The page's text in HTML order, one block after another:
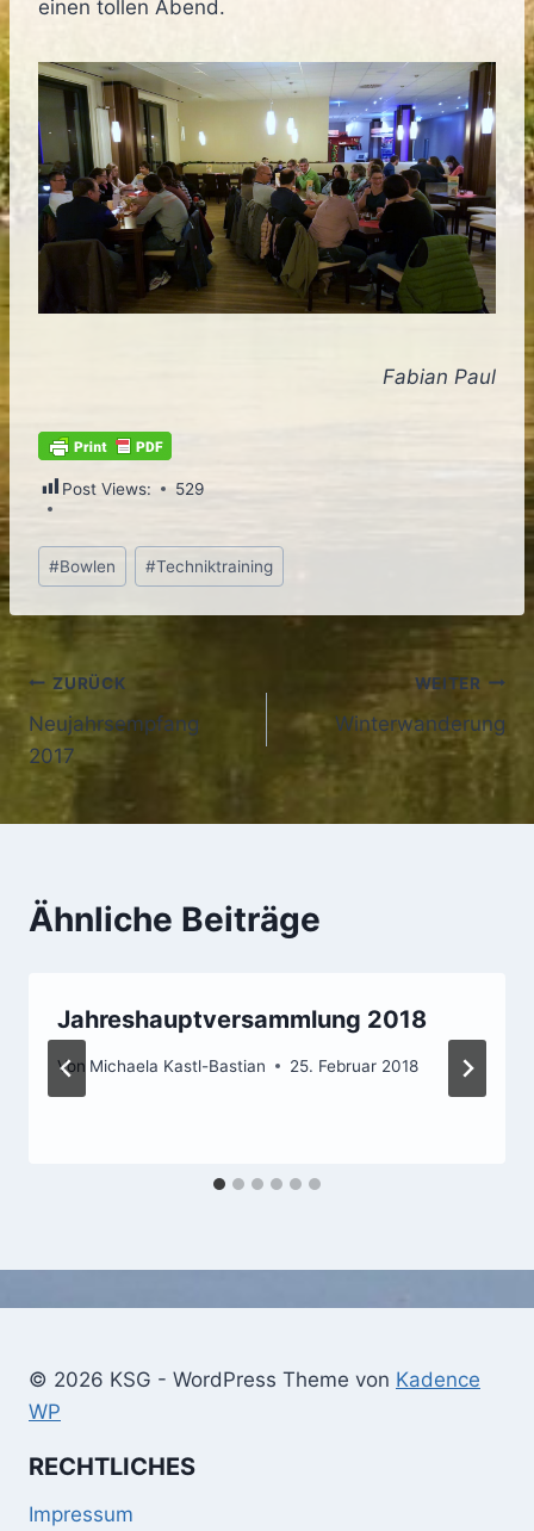
einen tollen Abend.
Fabian Paul
Post Views: 529
Schlagworte:
#Bowlen #Techniktraining
Beitragsnavigation
ZURÜCK
Neujahrsempfang
2017
WEITER
Winterwanderung
Ähnliche Beiträge
Jahreshauptversammlung 2018
Von Michaela Kastl-Bastian 25. Februar 2018
© 2026 KSG - WordPress Theme von Kadence
WP
RECHTLICHES
Impressum